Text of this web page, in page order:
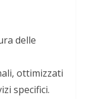
delle
ottimizzati
specifici.